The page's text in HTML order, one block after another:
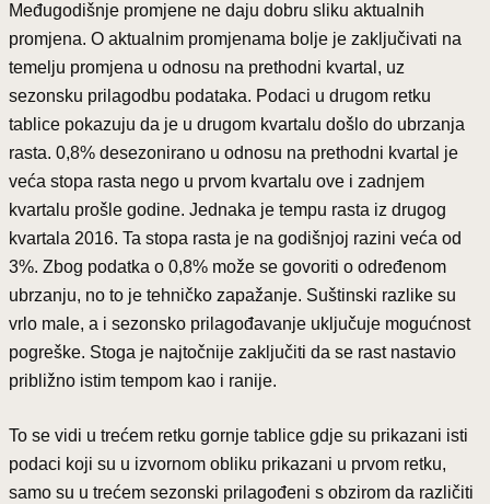
Međugodišnje promjene ne daju dobru sliku aktualnih
promjena. O aktualnim promjenama bolje je zaključivati na
temelju promjena u odnosu na prethodni kvartal, uz
sezonsku prilagodbu podataka. Podaci u drugom retku
tablice pokazuju da je u drugom kvartalu došlo do ubrzanja
rasta. 0,8% desezonirano u odnosu na prethodni kvartal je
veća stopa rasta nego u prvom kvartalu ove i zadnjem
kvartalu prošle godine. Jednaka je tempu rasta iz drugog
kvartala 2016. Ta stopa rasta je na godišnjoj razini veća od
3%. Zbog podatka o 0,8% može se govoriti o određenom
ubrzanju, no to je tehničko zapažanje. Suštinski razlike su
vrlo male, a i sezonsko prilagođavanje uključuje mogućnost
pogreške. Stoga je najtočnije zaključiti da se rast nastavio
približno istim tempom kao i ranije.
To se vidi u trećem retku gornje tablice gdje su prikazani isti
podaci koji su u izvornom obliku prikazani u prvom retku,
samo su u trećem sezonski prilagođeni s obzirom da različiti